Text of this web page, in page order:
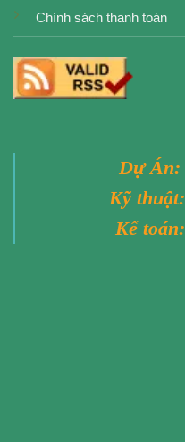
Chính sách thanh toán
Dự Án:
Kỹ thuật:
Kế toán: